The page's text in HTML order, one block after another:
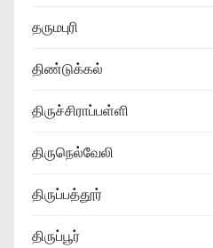
தருமபுரி
திண்டுக்கல்
திருச்சிராப்பள்ளி
திருநெல்வேலி
திருப்பத்தூர்
திருப்பூர்